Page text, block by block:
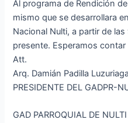
Al programa de Rendición
mismo que se desarrollara
Nacional Nulti, a partir de
presente. Esperamos
Att.
Arq. Damián Padilla Luzuriaga
PRESIDENTE DEL GADPR-
GAD PARROQUIAL DE